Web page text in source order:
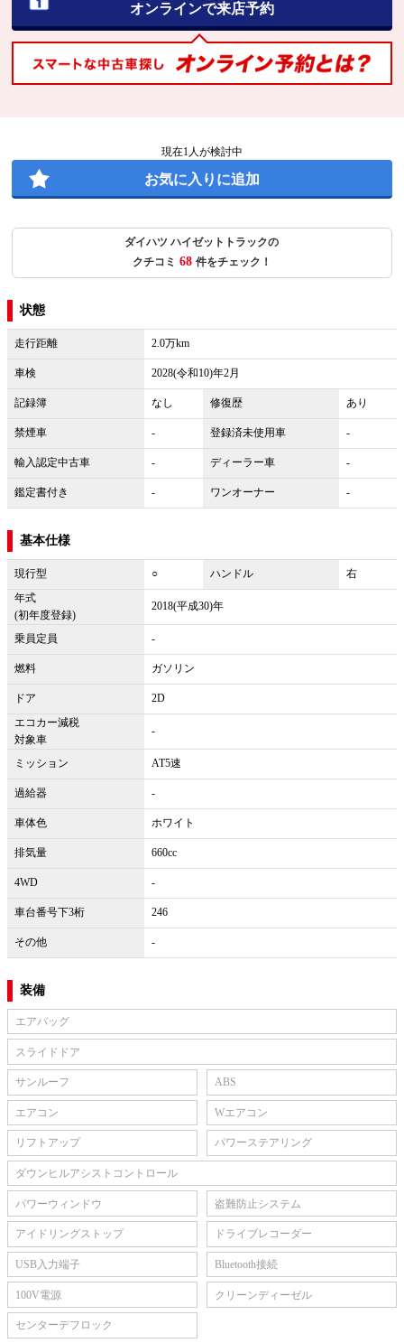
オンラインで来店予約
現在1 人が検討中
お気に入りに追加
ダイハツ ハイゼットトラックの
クチコミ 68 件をチェック！
状態
走行距離 2.0万km
車検 2028(令和10)年2月
記録簿 なし 修復歴 あり
禁煙車 - 登録済未使用車 -
輸入認定中古車 - ディーラー車 -
鑑定書付き - ワンオーナー -
基本仕様
現行型 ○ ハンドル
右
年式
(初年度登録)
2018(平成30)年
乗員定員 -
燃料 ガソリン
ドア
2D
エコカー減税
対象車
-
ミッション AT5速
過給器 -
車体色 ホワイト
排気量 660cc
4WD -
車台番号下3桁 246
その他 -
装備
エアバッグ
スライドドア
サンルーフ ABS
エアコン Wエアコン
リフトアップ パワーステアリング
ダウンヒルアシストコントロール
パワーウィンドウ 盗難防止システム
アイドリングストップ ドライブレコーダー
USB入力端子 Bluetooth接続
100V電源 クリーンディーゼル
センターデフロック